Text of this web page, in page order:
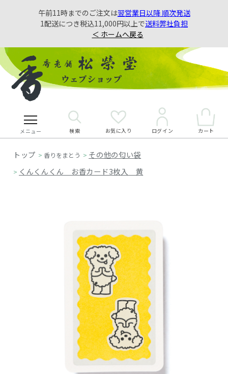
午前11時までのご注文は翌営業日以降 順次発送
1配送につき税込11,000円以上で送料弊社負担
＜ ホームへ戻る
メニュー 検索 お気に入り ログイン カート
> 香りをまとう > その他の匂い袋
> くんくんくん お香カード3枚入 黄